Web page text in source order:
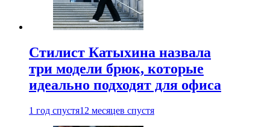
Стилист Катыхина назвала
три модели брюк, которые
идеально подходят для офиса
1 год спустя12 месяцев спустя